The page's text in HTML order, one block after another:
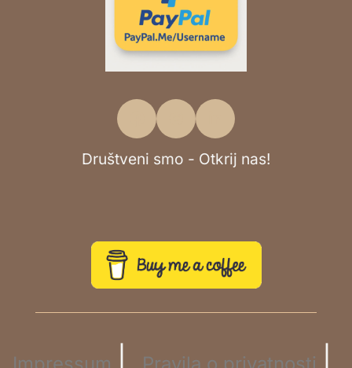
Društveni smo - Otkrij nas!
Impressum Pravila o privatnosti